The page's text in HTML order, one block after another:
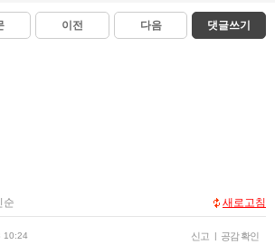
이전 다음 댓글쓰기
순 새로고침
10:24 신고 | 공감 확인